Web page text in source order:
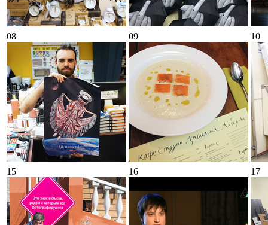
08 09 10
15 16 17